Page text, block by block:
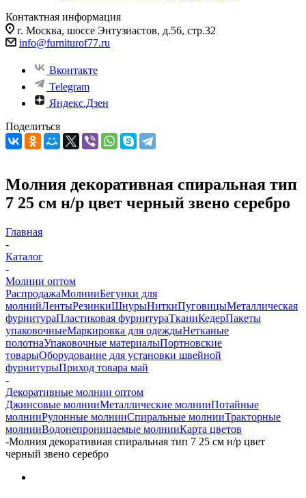
Контактная информация
г. Москва, шоссе Энтузиастов, д.56, стр.32
info@furniturof77.ru
Вконтакте
Telegram
Яндекс.Дзен
Поделиться
Молния декоративная спиральная тип
7 25 см н/р цвет черный звено серебро
Главная
-
Каталог
-
Молнии оптом
РаспродажаМолнииБегунки для
молнийЛентыРезинкиШнурыНиткиПуговицыМеталлическая
фурнитураПластиковая фурнитураТканиКедерПакеты
упаковочныеМаркировка для одеждыНетканые
полотнаУпаковочные материалыПортновские
товарыОборудование для установки швейной
фурнитурыПриход товара май
-
Декоративные молнии оптом
Джинсовые молнииМеталлические молнииПотайные
молнииРулонные молнииСпиральные молнииТракторные
молнииВодонепроницаемые молнииКарта цветов
-Молния декоративная спиральная тип 7 25 см н/р цвет
черный звено серебро